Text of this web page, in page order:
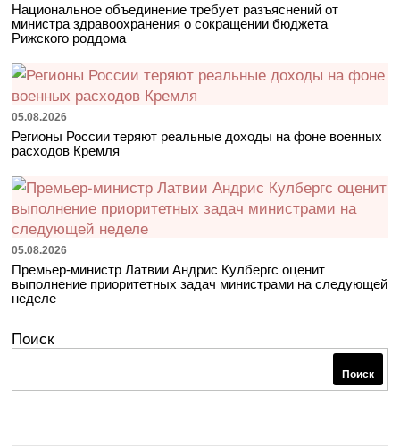
Национальное объединение требует разъяснений от
министра здравоохранения о сокращении бюджета
Рижского роддома
05.08.2026
Регионы России теряют реальные доходы на фоне военных
расходов Кремля
05.08.2026
Премьер-министр Латвии Андрис Кулбергс оценит
выполнение приоритетных задач министрами на следующей
неделе
Поиск
Поиск